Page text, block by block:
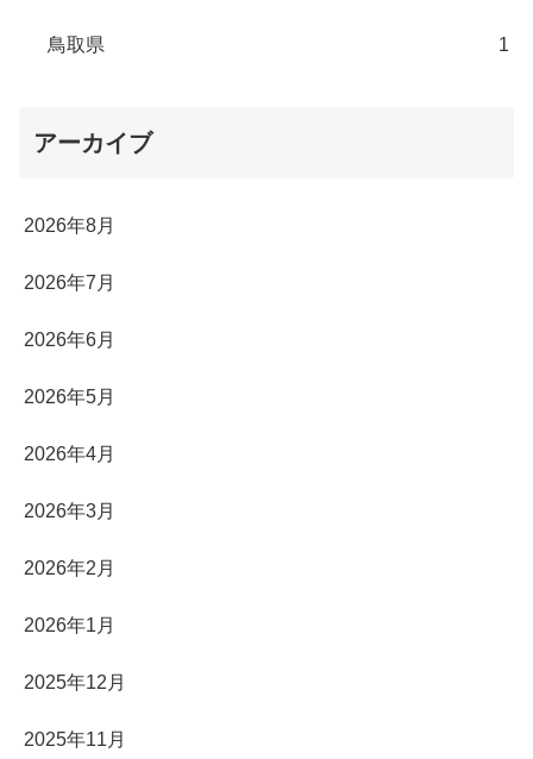
鳥取県 1
アーカイブ
2026年8月
2026年7月
2026年6月
2026年5月
2026年4月
2026年3月
2026年2月
2026年1月
2025年12月
2025年11月